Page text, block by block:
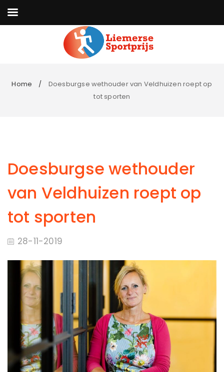
Home
Doesburgse wethouder van Veldhuizen roept op
tot sporten
Doesburgse wethouder
van Veldhuizen roept op
tot sporten
28-11-2019